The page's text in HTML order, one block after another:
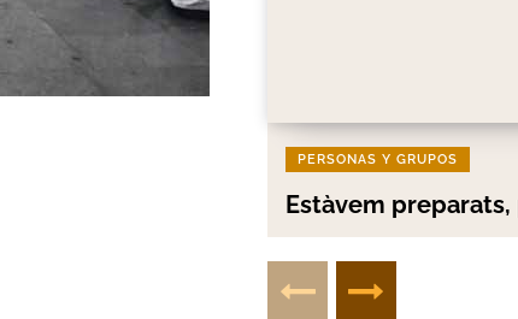
PERSONAS Y GRUPOS
Estàvem preparats,